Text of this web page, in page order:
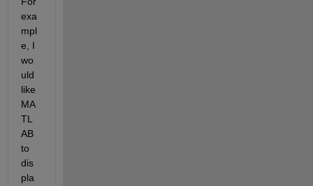
exa
mpl
e, I
wo
uld
like
MA
TL
AB
to
dis
pla